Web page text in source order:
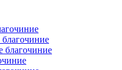
благочиние